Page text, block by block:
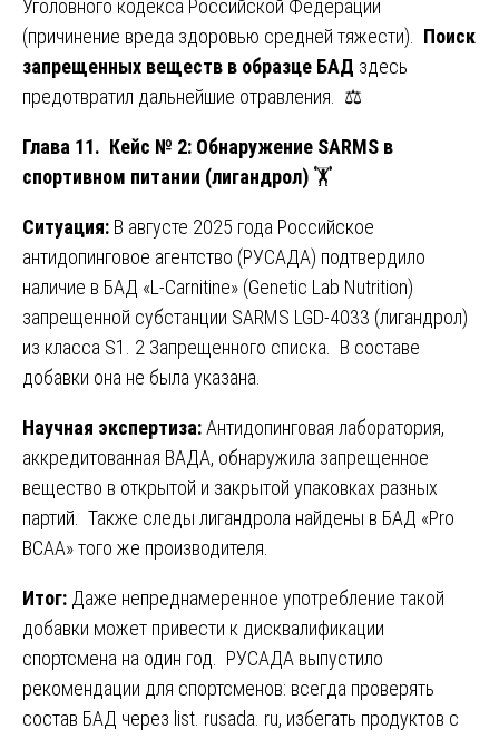
Уголовного кодекса Российской Федерации
(причинение вреда здоровью средней тяжести). Поиск
запрещенных веществ в образце БАД здесь
предотвратил дальнейшие отравления. ⚖️
Глава 11. Кейс № 2: Обнаружение SARMS в
спортивном питании (лигандрол) 🏋️
Ситуация: В августе 2025 года Российское
антидопинговое агентство (РУСАДА) подтвердило
наличие в БАД «L-Carnitine» (Genetic Lab Nutrition)
запрещенной субстанции SARMS LGD-4033 (лигандрол)
из класса S1. 2 Запрещенного списка. В составе
добавки она не была указана.
Научная экспертиза:Антидопинговая лаборатория,
аккредитованная ВАДА, обнаружила запрещенное
вещество в открытой и закрытой упаковках разных
партий. Также следы лигандрола найдены в БАД «Pro
BCAA» того же производителя.
Итог: Даже непреднамеренное употребление такой
добавки может привести к дисквалификации
спортсмена на один год. РУСАДА выпустило
рекомендации для спортсменов: всегда проверять
состав БАД через list. rusada. ru, избегать продуктов с